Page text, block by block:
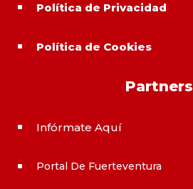
^ Política de Privacidad
^ Política de Cookies
Partners
^ Infórmate Aquí
^ Portal De Fuerteventura